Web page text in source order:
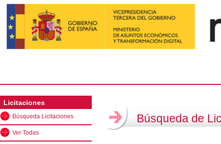
Licitaciones
Búsqueda Licitaciones
Ver Todas
Búsqueda de